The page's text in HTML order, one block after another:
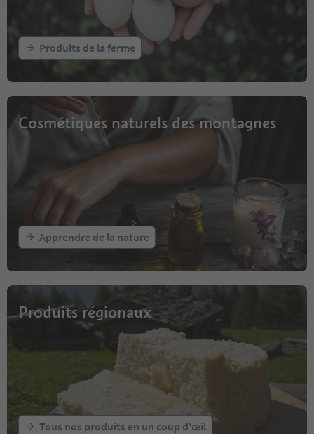
Produits de la ferme
Cosmétiques naturels des montagnes
Apprendre de la nature
Produits régionaux
Tous nos produits en un coup d'œil